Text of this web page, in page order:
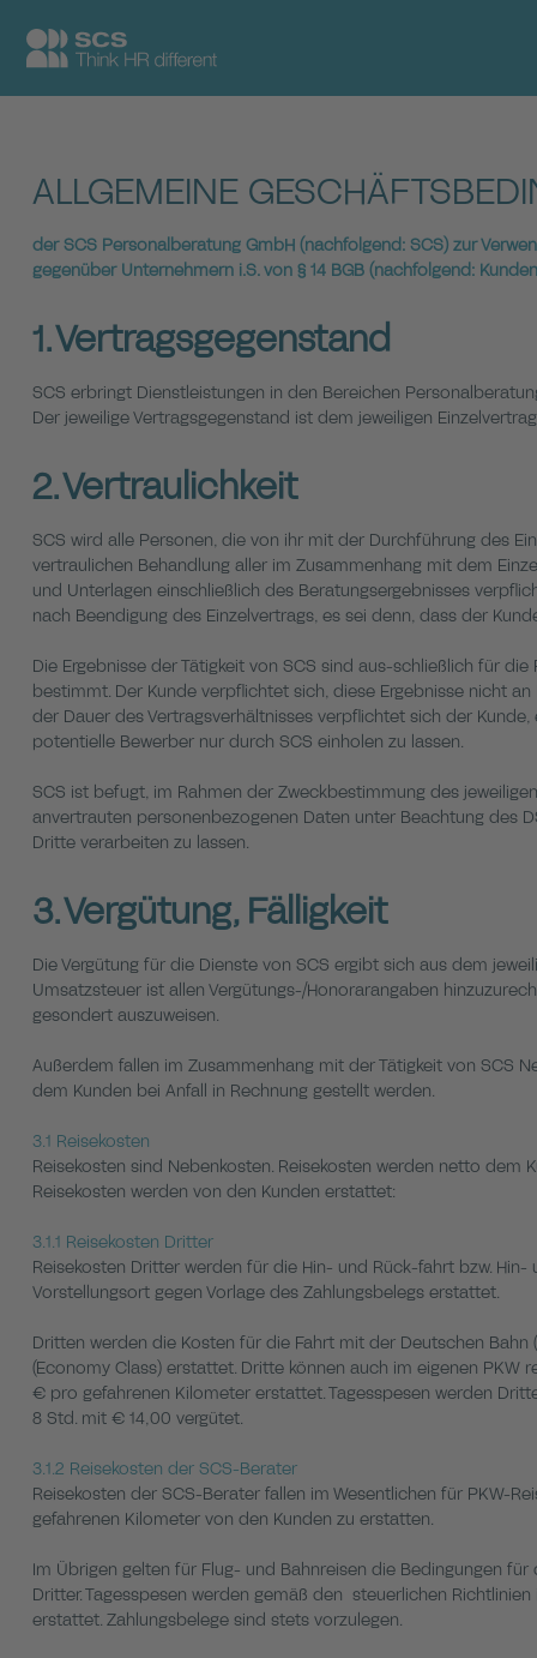
ALLGEMEINE
der SCS Personalberatung GmbH (nachfolgend: SCS) zur
gegenüber Unternehmern i.S. von § 14 BGB (nachfolgend:
1. Vertragsgegenstand
SCS erbringt Dienstleistungen in den Bereichen
Der jeweilige Vertragsgegenstand ist dem jeweiligen
2. Vertraulichkeit
SCS wird alle Personen, die von ihr mit der Durchführung des
vertraulichen Behandlung aller im Zusammenhang mit dem
und Unterlagen einschließlich des Beratungsergebnisses
nach Beendigung des Einzelvertrags, es sei denn, dass der
Die Ergebnisse der Tätigkeit von SCS sind aus-schließlich für
bestimmt. Der Kunde verpflichtet sich, diese Ergebnisse nicht
der Dauer des Vertragsverhältnisses verpflichtet sich der Kunde,
potentielle Bewerber nur durch SCS einholen zu lassen.
SCS ist befugt, im Rahmen der Zweckbestimmung des
anvertrauten personenbezogenen Daten unter Beachtung des
Dritte verarbeiten zu lassen.
3. Vergütung, Fälligkeit
Die Vergütung für die Dienste von SCS ergibt sich aus dem
Umsatzsteuer ist allen Vergütungs-/Honorarangaben
gesondert auszuweisen.
Außerdem fallen im Zusammenhang mit der Tätigkeit von SCS
dem Kunden bei Anfall in Rechnung gestellt werden.
3.1 Reisekosten
Reisekosten sind Nebenkosten. Reisekosten werden netto dem
Reisekosten werden von den Kunden erstattet:
3.1.1 Reisekosten Dritter
Reisekosten Dritter werden für die Hin- und Rück-fahrt bzw.
Vorstellungsort gegen Vorlage des Zahlungsbelegs erstattet.
Dritten werden die Kosten für die Fahrt mit der Deutschen Bahn
(Economy Class) erstattet. Dritte können auch im eigenen PKW
€ pro gefahrenen Kilometer erstattet. Tagesspesen werden
8 Std. mit € 14,00 vergütet.
3.1.2 Reisekosten der SCS-Berater
Reisekosten der SCS-Berater fallen im Wesentlichen für PKW-
gefahrenen Kilometer von den Kunden zu erstatten.
Im Übrigen gelten für Flug- und Bahnreisen die Bedingungen
Dritter. Tagesspesen werden gemäß den steuerlichen
erstattet. Zahlungsbelege sind stets vorzulegen.